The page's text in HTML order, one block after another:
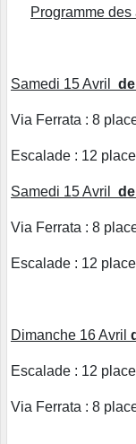
Programme
Samedi 15 Avril
Via Ferrata : 8
Escalade : 12
Samedi 15 Avril
Via Ferrata : 8
Escalade : 12
Dimanche 16 Avril
Escalade : 12
Via Ferrata : 8